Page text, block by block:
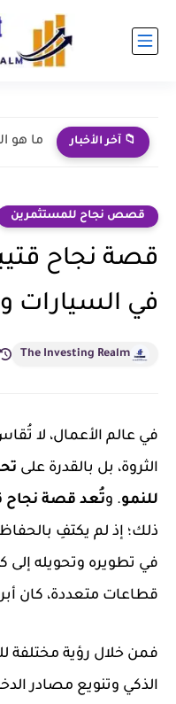
📁 آخر الأخبار
قصص نجاح للمستثمرين
قصة نجاح
في السيارات
The Investing Realm
في عالم الأعمال، لا
الثروة، بل بالقدرة على
للنمو. وتُعد قصة نجاح
ذلك؛ إذ لم يكتفِ
في تطويره وتحويله
قطاعات متعددة، كان
فمن خلال رؤية مختلفة
الذكي وتنويع مصادر